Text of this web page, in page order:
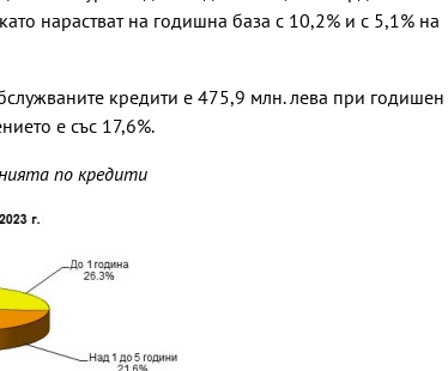
нарастват на годишна база с 10,2% и с 5,1% на
кредити е 475,9 млн. лева при годишен
е със 17,6%.
по кредити
Оранжев код за
опасни жеги в 21